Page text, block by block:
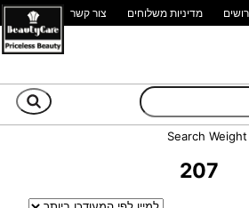
מדיניות משלוחים צור קשר
207